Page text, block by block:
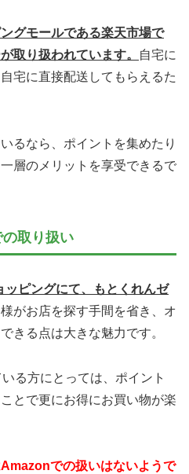
グモールである楽天市場で
取り扱われています。
自宅に
宅に直接配送してもらえるた
るなら、ポイントを集めたり
層のメリットを享受できるで
取り扱い
ピングにて、もとくれんゼ
がお店を探す手間を省き、オ
きる点は大きな魅力です。
る方にとっては、ポイント
とで更にお得にお買い物が楽
での扱いはないようで